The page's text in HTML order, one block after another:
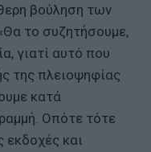
βούληση των
το συζητήσουμε,
γιατί αυτό που
της πλειοψηφίας
κατά
Οπότε τότε
εκδοχές και